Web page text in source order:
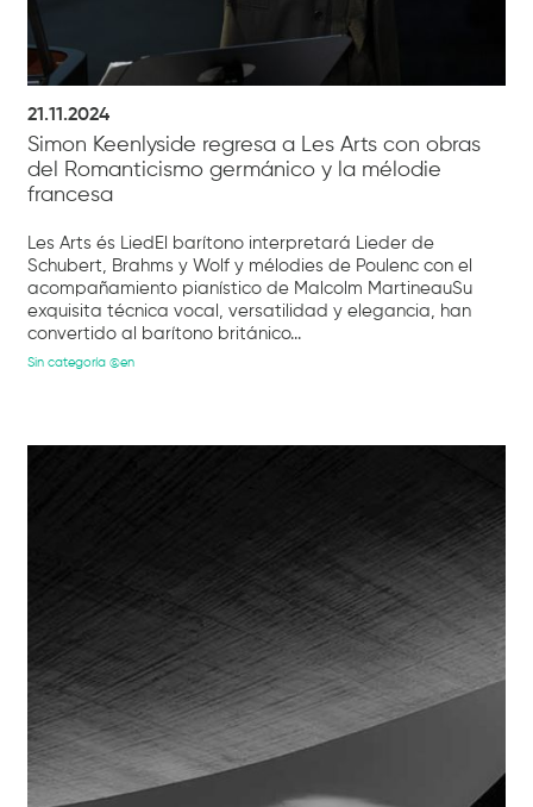
21.11.2024
Simon Keenlyside regresa a Les Arts con obras
del Romanticismo germánico y la mélodie
francesa
Les Arts és LiedEl barítono interpretará Lieder de
Schubert, Brahms y Wolf y mélodies de Poulenc con el
acompañamiento pianístico de Malcolm MartineauSu
exquisita técnica vocal, versatilidad y elegancia, han
convertido al barítono británico...
Sin categoría @en